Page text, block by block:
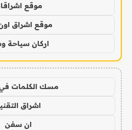
موقع
موقع اشراق
اركان سياحة
مسك الكلمات
اشراق
ان سفن